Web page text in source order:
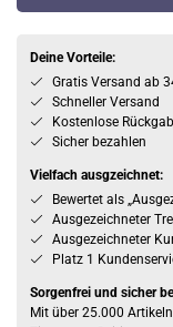
Deine Vorteile:
Gratis Versand ab
Schneller Versand
Kostenlose
Sicher bezahlen
Vielfach ausgzeichnet:
Bewertet als
Ausgezeichneter
Ausgezeichneter
Platz 1
Sorgenfrei und sicher
Mit über 25.000